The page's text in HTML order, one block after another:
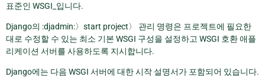
표준인 WSGI_입니다.
Django의 :djadmin:〉start project〉 관리 명령은 프로젝트에 필요한
대로 수정할 수 있는 최소 기본 WSGI 구성을 설정하고 WSGI 호환 애플
리케이션 서버를 사용하도록 지시합니다.
Django에는 다음 WSGI 서버에 대한 시작 설명서가 포함되어 있습니다.